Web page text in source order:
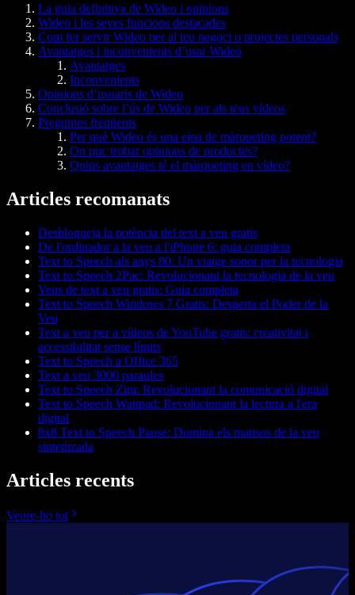
La guia definitiva de Wideo i opinions
Wideo i les seves funcions destacades
Com fer servir Wideo per al teu negoci o projectes personals
Avantatges i inconvenients d’usar Wideo
Avantatges
Inconvenients
Opinions d’usuaris de Wideo
Conclusió sobre l’ús de Wideo per als teus vídeos
Preguntes freqüents
Per què Wideo és una eina de màrqueting potent?
On puc trobar opinions de productes?
Quins avantatges té el màrqueting en vídeo?
Articles recomanats
Desbloqueja la potència del text a veu gratis
De l'ordinador a la veu a l'iPhone 6: guia completa
Text to Speech als anys 80: Un viatge sonor per la tecnologia
Text to Speech 2Pac: Revolucionant la tecnologia de la veu
Veus de text a veu gratis: Guia completa
Text to Speech Windows 7 Gratis: Desperta el Poder de la
Veu
Text a veu per a vídeos de YouTube gratis: creativitat i
accessibilitat sense límits
Text to Speech a Office 365
Text a veu 3000 paraules
Text to Speech Zira: Revolucionant la comunicació digital
Text to Speech Wattpad: Revolucionant la lectura a l'era
digital
8x8 Text to Speech Pause: Domina els matisos de la veu
sintetitzada
Articles recents
Veure-ho tot